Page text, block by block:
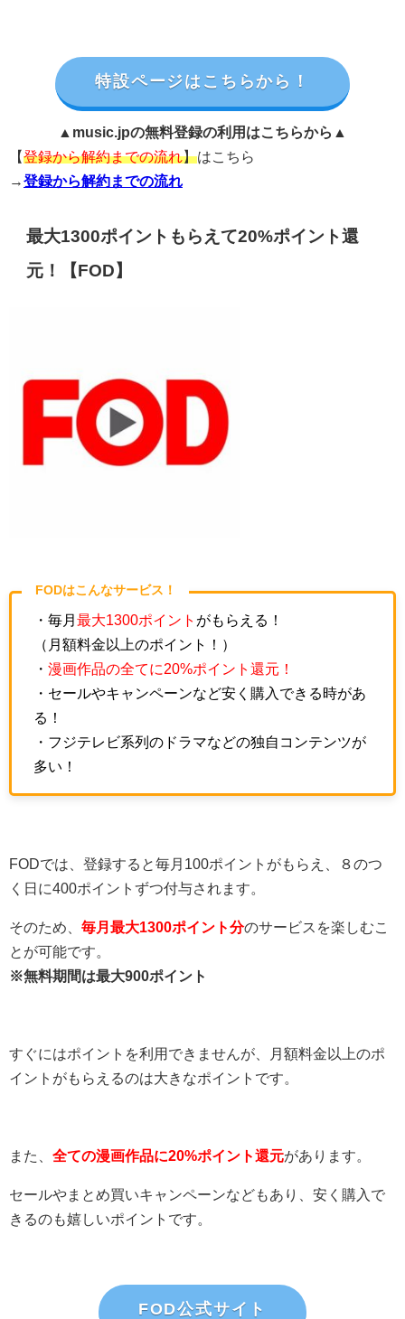
特設ページはこちらから！
▲music.jpの無料登録の利用はこちらから▲
【登録から解約までの流れ】はこちら
→登録から解約までの流れ
最大1300ポイントもらえて20%ポイント還
元！【FOD】
FODはこんなサービス！
・毎月 最大1300ポイント がもらえる！
（月額料金以上のポイント！）
・ 漫画作品の全てに20%ポイント還元！
・セールやキャンペーンなど安く購入できる時があ
る！
・フジテレビ系列のドラマなどの独自コンテンツが
多い！
FODでは、登録すると毎月100ポイントがもらえ、８のつ
く日に400ポイントずつ付与されます。
そのため、 毎月最大1300ポイント分のサービスを楽しむこ
とが可能です。
※無料期間は最大900ポイント
すぐにはポイントを利用できませんが、月額料金以上のポ
イントがもらえるのは大きなポイントです。
また、 全ての漫画作品に20%ポイント還元があります。
セールやまとめ買いキャンペーンなどもあり、安く購入で
きるのも嬉しいポイントです。
FOD公式サイト